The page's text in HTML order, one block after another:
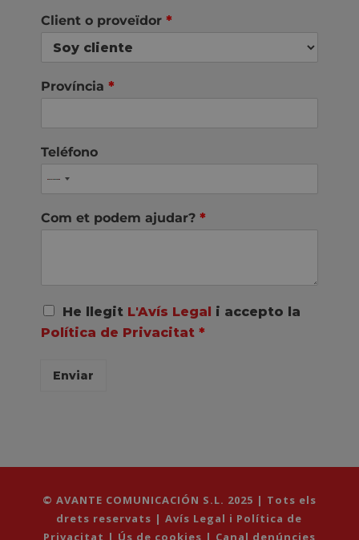
Client o proveïdor *
Província *
Teléfono
Com et podem ajudar? *
A
c
u
D
He llegit L'Avís Legal
i accepto la
Política de Privacitat *
Enviar
© AVANTE COMUNICACIÓN S.L. 2025 | Tots els
drets reservats |Avís Legal i Política de
Privacitat | Ús de cookies | Canal denúncies